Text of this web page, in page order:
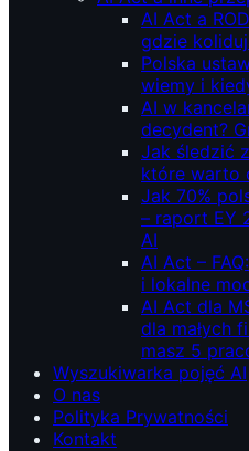
AI Act a
gdzie
Polska
wiemy i
AI w
decydent?
Jak śledzić
które warto
Jak 70%
– raport EY
AI
AI Act –
i lokalne
AI Act dla
dla małych
masz 5
Wyszukiwarka pojęć AI
O nas
Polityka Prywatności
Kontakt